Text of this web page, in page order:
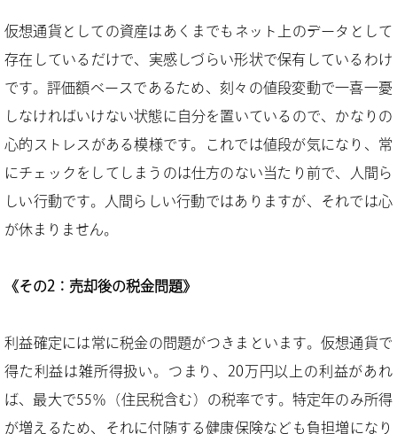
仮想通貨としての資産はあくまでもネット上のデータとして
存在しているだけで、実感しづらい形状で保有しているわけ
です。評価額ベースであるため、刻々の値段変動で一喜一憂
しなければいけない状態に自分を置いているので、かなりの
心的ストレスがある模様です。これでは値段が気になり、常
にチェックをしてしまうのは仕方のない当たり前で、人間ら
しい行動です。人間らしい行動ではありますが、それでは心
が休まりません。
《その2：売却後の税金問題》
利益確定には常に税金の問題がつきまといます。仮想通貨で
得た利益は雑所得扱い。つまり、20万円以上の利益があれ
ば、最大で55％（住民税含む）の税率です。特定年のみ所得
が増えるため、それに付随する健康保険なども負担増になり